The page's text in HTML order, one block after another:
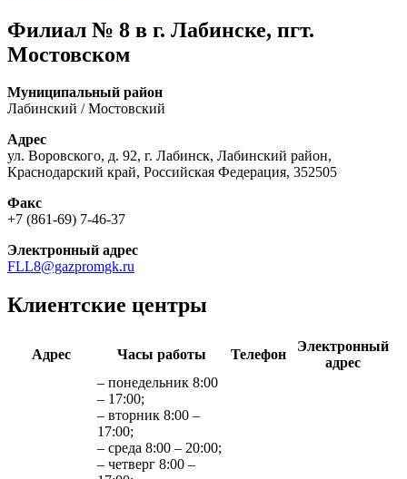
Филиал № 8 в г. Лабинске, пгт.
Мостовском
Муниципальный район
Лабинский / Мостовский
Адрес
ул. Воровского, д. 92, г. Лабинск, Лабинский район,
Краснодарский край, Российская Федерация, 352505
Факс
+7 (861-69) 7-46-37
Электронный адрес
FLL8@gazpromgk.ru
Клиентские центры
Адрес Часы работы Телефон
Электронный
адрес
– понедельник 8:00
– 17:00;
– вторник 8:00 –
17:00;
– среда 8:00 – 20:00;
– четверг 8:00 –